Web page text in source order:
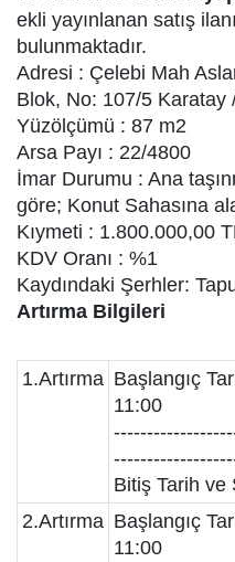
ekli yayınlanan satış
bulunmaktadır.
Adresi : Çelebi Mah
Blok, No: 107/5 Karatay
Yüzölçümü : 87 m2
Arsa Payı : 22/4800
İmar Durumu : Ana
göre; Konut Sahasına
Kıymeti : 1.800.000,00
KDV Oranı : %1
Kaydındaki Şerhler:
Artırma Bilgileri
1.Artırma Başlangıç
11:00
Bitiş Tarih ve
2.Artırma Başlangıç
11:00